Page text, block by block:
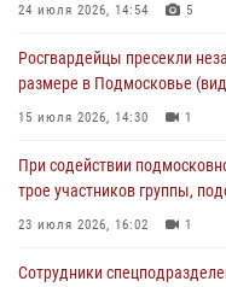
крупную сумму в
31 июля 2026, 13:00
действиях в Подмосковье
31 июля 2026, 09:00
24 июля 2026, 14:54 5
Росгвардейцы пресекли
размере в Подмосковье
15 июля 2026, 14:30 1
При содействии
трое участников группы,
23 июля 2026, 16:02 1
Сотрудники